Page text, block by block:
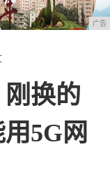
广告
换的
5G网